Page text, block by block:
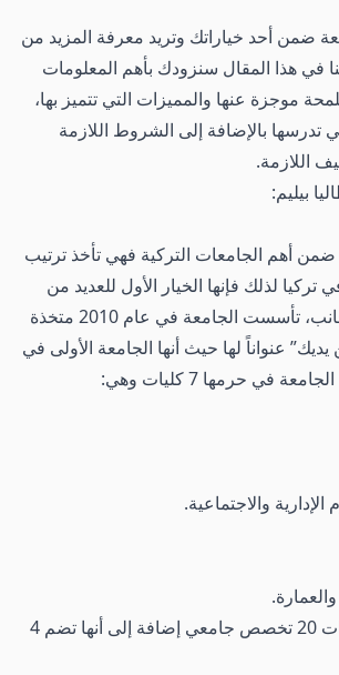
ضمن أحد خياراتك وتريد معرفة المزيد من
في هذا المقال سنزودك بأهم المعلومات
موجزة عنها والمميزات التي تتميز بها،
تدرسها بالإضافة إلى الشروط اللازمة
اللازمة.
بيليم:
ضمن أهم الجامعات التركية فهي تأخذ ترتيب
في تركيا لذلك فإنها الخيار الأول للعديد من
الطلاب العرب والأجانب، تأسست الجامعة في عام 2010 متخذة
عنواناً لها حيث أنها الجامعة الأولى في
في حرمها 7 كليات وهي:
الإدارية والاجتماعية.
يتفرع عن هذه الكليات 20 تخصص جامعي إضافة إلى أنها تضم 4